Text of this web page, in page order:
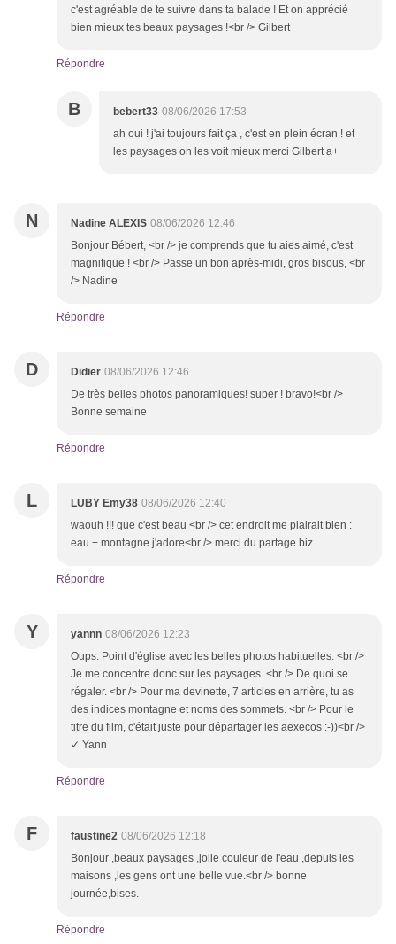
c'est agréable de te suivre dans ta balade ! Et on apprécié
bien mieux tes beaux paysages !<br /> Gilbert
Répondre
B bebert33 08/06/2026 17:53
ah oui ! j'ai toujours fait ça , c'est en plein écran ! et
les paysages on les voit mieux merci Gilbert a+
N Nadine ALEXIS 08/06/2026 12:46
Bonjour Bébert, <br /> je comprends que tu aies aimé, c'est
magnifique ! <br /> Passe un bon après-midi, gros bisous, <br
/> Nadine
Répondre
D Didier 08/06/2026 12:46
De très belles photos panoramiques! super ! bravo!<br />
Bonne semaine
Répondre
L LUBY Emy38 08/06/2026 12:40
waouh !!! que c'est beau <br /> cet endroit me plairait bien :
eau + montagne j'adore<br /> merci du partage biz
Répondre
Y yannn 08/06/2026 12:23
Oups. Point d'église avec les belles photos habituelles. <br />
Je me concentre donc sur les paysages. <br /> De quoi se
régaler. <br /> Pour ma devinette, 7 articles en arrière, tu as
des indices montagne et noms des sommets. <br /> Pour le
titre du film, c'était juste pour départager les aexecos :-))<br />
✓ Yann
Répondre
F faustine2 08/06/2026 12:18
Bonjour ,beaux paysages ,jolie couleur de l'eau ,depuis les
maisons ,les gens ont une belle vue.<br /> bonne
journée,bises.
Répondre